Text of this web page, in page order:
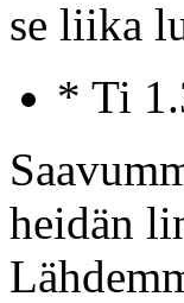
se liika
* Ti
heidän